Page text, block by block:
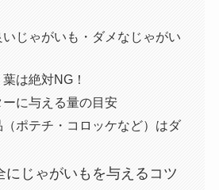
いじゃがいも・ダメなじゃがい
は絶対NG！
に与える量の目安
（ポテチ・コロッケなど）はダ
にじゃがいもを与えるコツ